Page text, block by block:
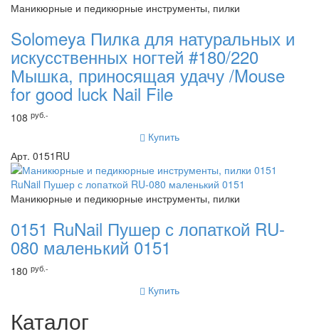
Маникюрные и педикюрные инструменты, пилки
Solomeya Пилка для натуральных и
искусственных ногтей #180/220
Мышка, приносящая удачу /Mouse
for good luck Nail File
108 руб.-
Купить
Арт. 0151RU
Маникюрные и педикюрные инструменты, пилки
0151 RuNail Пушер с лопаткой RU-
080 маленький 0151
180 руб.-
Купить
Каталог